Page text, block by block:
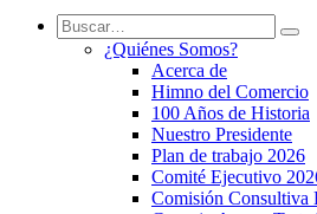
¿Quiénes Somos?
Acerca de
Himno del Comercio
100 Años de Historia
Nuestro Presidente
Plan de trabajo 2026
Comité Ejecutivo
Comisión Consultiva